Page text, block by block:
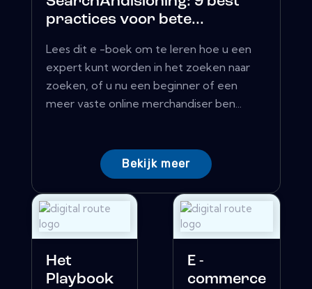
practices voor bete...
Lees dit e -boek om te leren hoe u een
expert kunt worden in het zoeken naar
zoeken, of u nu een beginner of een
meer vaste online merchandiser ben...
Bekijk meer
Het
Playbook
E -
commerce